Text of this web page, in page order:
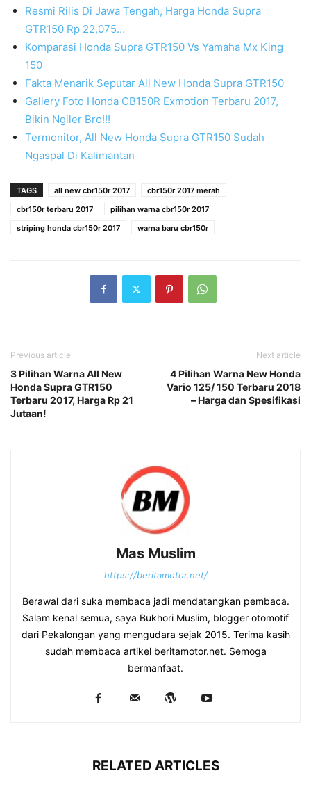
Resmi Rilis Di Jawa Tengah, Harga Honda Supra
GTR150 Rp 22,075…
Komparasi Honda Supra GTR150 Vs Yamaha Mx King
150
Fakta Menarik Seputar All New Honda Supra GTR150
Gallery Foto Honda CB150R Exmotion Terbaru 2017,
Bikin Ngiler Bro!!!
Termonitor, All New Honda Supra GTR150 Sudah
Ngaspal Di Kalimantan
TAGS all new cbr150r 2017
cbr150r 2017 merah
cbr150r terbaru 2017
pilihan warna cbr150r 2017
striping honda cbr150r 2017
warna baru cbr150r
Previous article
3 Pilihan Warna All New
Honda Supra GTR150
Terbaru 2017, Harga Rp 21
Jutaan!
Next article
4 Pilihan Warna New Honda
Vario 125/ 150 Terbaru 2018
– Harga dan Spesifikasi
Mas Muslim
https://beritamotor.net/
Berawal dari suka membaca jadi mendatangkan pembaca.
Salam kenal semua, saya Bukhori Muslim, blogger otomotif
dari Pekalongan yang mengudara sejak 2015. Terima kasih
sudah membaca artikel beritamotor.net. Semoga
bermanfaat.
RELATED ARTICLES